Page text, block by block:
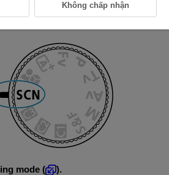
mode ( ).
Không chấp nhận